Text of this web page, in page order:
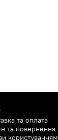
та оплата
та повернення
користуванням